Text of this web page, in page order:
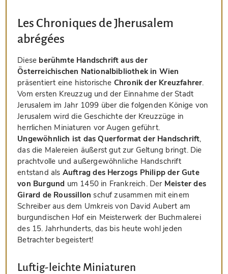
Les Chroniques de Jherusalem
abrégées
Diese berühmte Handschrift aus der
Österreichischen Nationalbibliothek in Wien
präsentiert eine historische Chronik der Kreuzfahrer.
Vom ersten Kreuzzug und der Einnahme der Stadt
Jerusalem im Jahr 1099 über die folgenden Könige von
Jerusalem wird die Geschichte der Kreuzzüge in
herrlichen Miniaturen vor Augen geführt.
Ungewöhnlich ist das Querformat der Handschrift,
das die Malereien äußerst gut zur Geltung bringt. Die
prachtvolle und außergewöhnliche Handschrift
entstand als Auftrag des Herzogs Philipp der Gute
von Burgund um 1450 in Frankreich. Der Meister des
Girard de Roussillon schuf zusammen mit einem
Schreiber aus dem Umkreis von David Aubert am
burgundischen Hof ein Meisterwerk der Buchmalerei
des 15. Jahrhunderts, das bis heute wohl jeden
Betrachter begeistert!
Luftig-leichte Miniaturen